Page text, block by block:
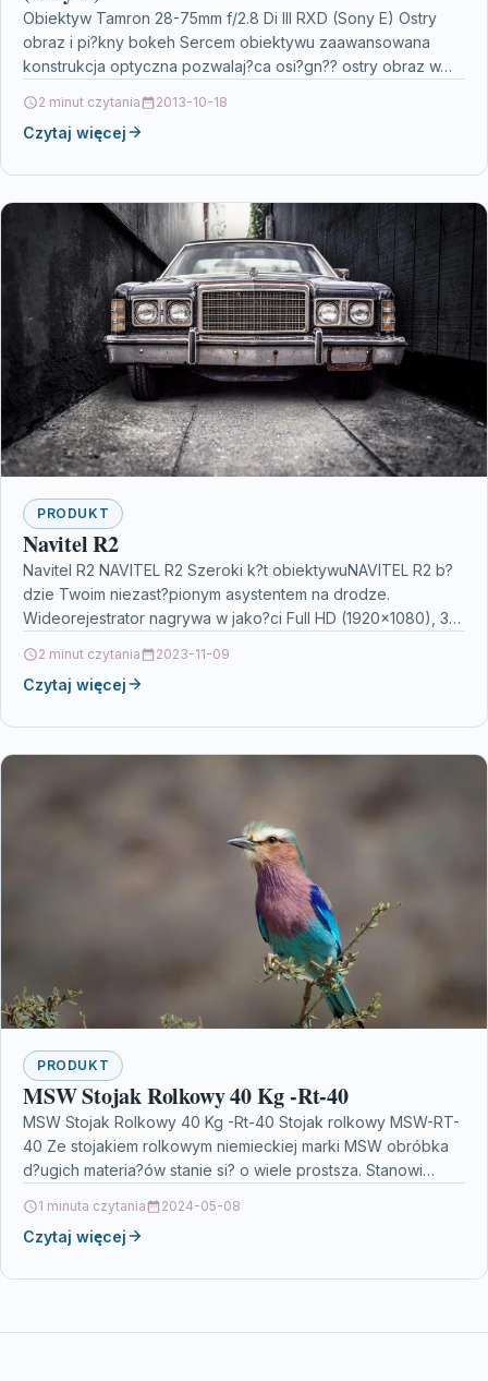
Obiektyw Tamron 28-75mm f/2.8 Di III RXD (Sony E) Ostry
obraz i pi?kny bokeh Sercem obiektywu zaawansowana
konstrukcja optyczna pozwalaj?ca osi?gn?? ostry obraz w…
2 minut czytania 2013-10-18
Czytaj więcej
PRODUKT
Navitel R2
Navitel R2 NAVITEL R2 Szeroki k?t obiektywuNAVITEL R2 b?
dzie Twoim niezast?pionym asystentem na drodze.
Wideorejestrator nagrywa w jako?ci Full HD (1920×1080), 30
2 minut czytania 2023-11-09
Czytaj więcej
PRODUKT
MSW Stojak Rolkowy 40 Kg -Rt-40
MSW Stojak Rolkowy 40 Kg -Rt-40 Stojak rolkowy MSW-RT-
40 Ze stojakiem rolkowym niemieckiej marki MSW obróbka
d?ugich materia?ów stanie si? o wiele prostsza. Stanowi…
1 minuta czytania 2024-05-08
Czytaj więcej